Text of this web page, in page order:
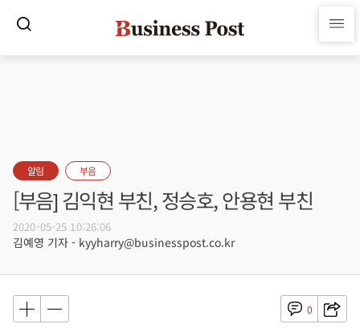
알림 부음
[부음] 김익현 부친, 정승호, 안용현 부친
2020-05-25 10:26:06
김예영 기자 - kyyharry@businesspost.co.kr
0